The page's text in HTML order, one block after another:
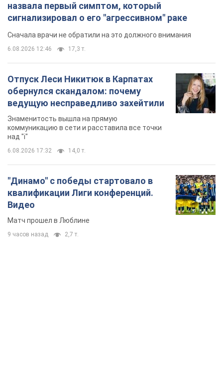
ведущую несправедливо захейтили
Знаменитость вышла на прямую
над "i"
6.08.2026 17:32 14,0 т.
"Динамо" с победы стартовало в
квалификации Лиги конференций.
Видео
Матч прошел в Люблине
9 часов назад